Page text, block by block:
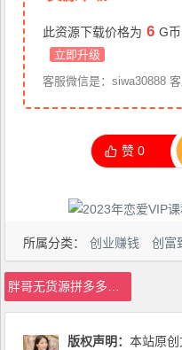
此资源下载价格为 6 G币
立即升级
客
赞0
所属分类： 创业赚钱 创富
胖哥无货源拼多多速成班，此课程为速成班，适合兼职或者是新手入场
版权声明：本站原